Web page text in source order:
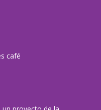
café